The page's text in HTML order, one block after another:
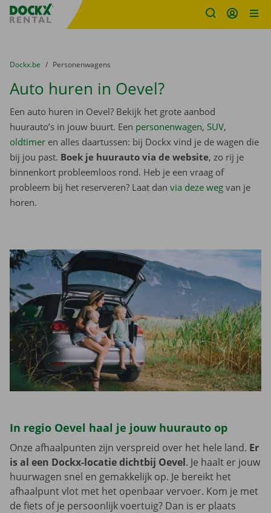
Fratello DEMO
U bevindt zich hier:
van
Dockx.be naar
Personenwagens
Auto huren in Oevel?
Een auto huren in Oevel? Bekijk het grote aanbod
huurauto’s in jouw buurt. Een personenwagen, SUV,
oldtimer en alles daartussen: bij Dockx vind je de wagen die
bij jou past. Boek je huurauto via de website, zo rij je
binnenkort probleemloos rond. Heb je een vraag of
probleem bij het reserveren? Laat dan via deze weg van je
horen.
In regio Oevel haal je jouw huurauto op
Onze afhaalpunten zijn verspreid over het hele land. Er
is al een Dockx-locatie dichtbij Oevel. Je haalt er jouw
huurwagen snel en gemakkelijk op. Je bereikt het
afhaalpunt vlot met het openbaar vervoer. Kom je met
de fiets of je persoonlijk voertuig? Dan is er plaats